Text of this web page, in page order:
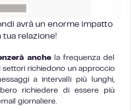
avrà un enorme impatto
tua relazione!
anchela frequenza del
richiedono un approccio
a intervalli più lunghi,
richiedere di essere più
giornaliere.